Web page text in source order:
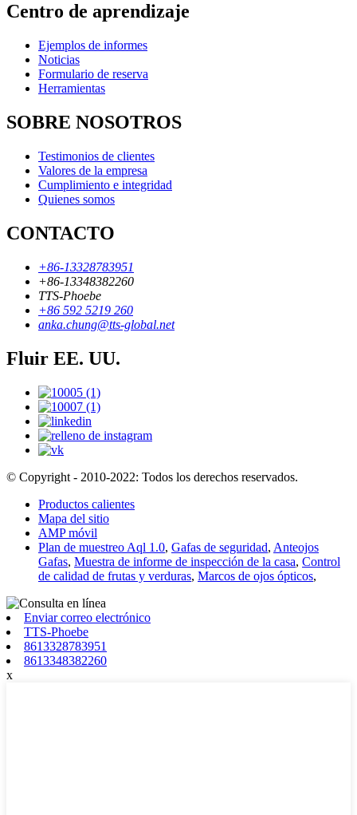
Centro de aprendizaje
Ejemplos de informes
Noticias
Formulario de reserva
Herramientas
SOBRE NOSOTROS
Testimonios de clientes
Valores de la empresa
Cumplimiento e integridad
Quienes somos
CONTACTO
+86-13328783951
+86-13348382260
TTS-Phoebe
+86 592 5219 260
anka.chung@tts-global.net
Fluir EE. UU.
© Copyright - 2010-2022: Todos los derechos reservados.
Productos calientes
Mapa del sitio
AMP móvil
Plan de muestreo Aql 1.0, Gafas de seguridad, Anteojos
Gafas, Muestra de informe de inspección de la casa, Control
de calidad de frutas y verduras, Marcos de ojos ópticos,
Enviar correo electrónico
TTS-Phoebe
8613328783951
8613348382260
x